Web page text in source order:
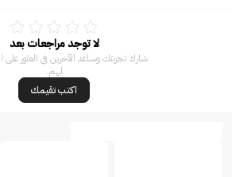
لا توجد مراجعات بعد
شارك تجربتك وساعد الآخرين في العثور على
لهم.
اكتب تقيمك